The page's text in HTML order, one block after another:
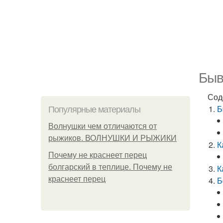
Популярные материалы
Волнушки чем отличаются от
рыжиков. ВОЛНУШКИ И РЫЖИКИ
Почему не краснеет перец
болгарский в теплице. Почему не
краснеет перец